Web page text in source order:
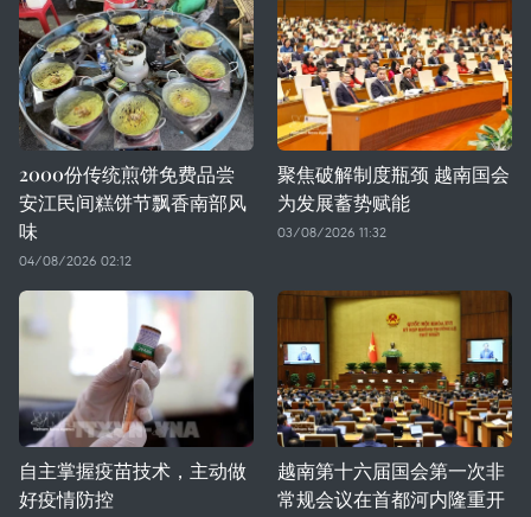
2000份传统煎饼免费品尝
安江民间糕饼节飘香南部风
味
04/08/2026 02:12
聚焦破解制度瓶颈 越南国会
为发展蓄势赋能
03/08/2026 11:32
自主掌握疫苗技术，主动做
好疫情防控
越南第十六届国会第一次非
常规会议在首都河内隆重开